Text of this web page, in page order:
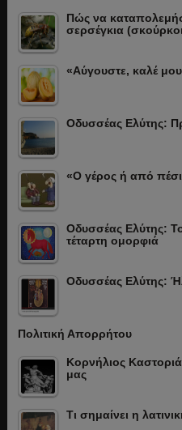
Πώς να
σερσέγκια
«Αύγουστε, καλέ
Οδυσσέας Ελύτης:
«Ο γέρος ή από
Οδυσσέας Ελύτης:
τέταρτη ομορφιά
Οδυσσέας Ελύτης:
Πολιτική Απορρήτου
Κορνήλιος
μας
Τι σημαίνει η